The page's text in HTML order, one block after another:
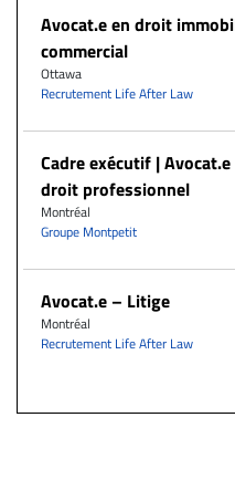
Avocat.e en droit
commercial
Ottawa
Recrutement Life After Law
Cadre exécutif |
droit professionnel
Montréal
Groupe Montpetit
Avocat.e – Litige
Montréal
Recrutement Life After Law